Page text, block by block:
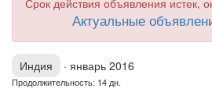
Срок действия объявления истек,
Актуальные
Индия · январь 2016
Продолжительность: 14 дн.